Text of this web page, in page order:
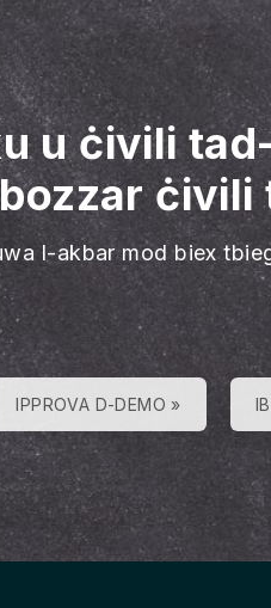
u ċivili
ċivili
l-akbar mod biex
IPPROVA D-DEMO »